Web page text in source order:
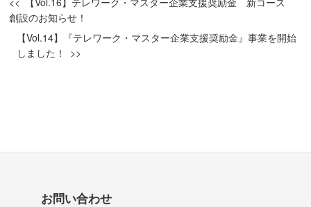
創設のお知らせ！
【Vol.14】『テレワーク・マスター企業支援奨励金』事業を開始
しました！
お問い合わせ